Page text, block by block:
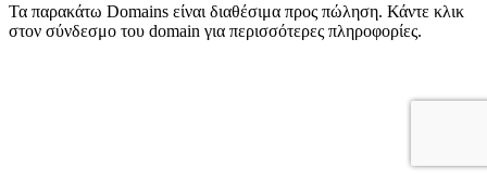
Τα παρακάτω Domains είναι διαθέσιμα προς πώληση. Κάντε κλικ
στον σύνδεσμο του domain για περισσότερες πληροφορίες.